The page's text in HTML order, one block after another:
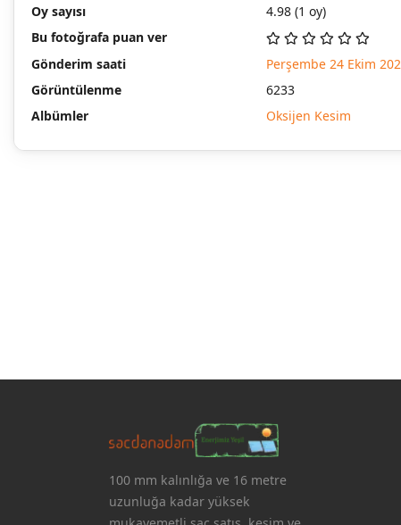
Oy sayısı 4.98 (1 oy)
Bu fotoğrafa puan ver
Gönderim saati
Perşembe 24 Ekim
Görüntülenme
6233
Albümler
Oksijen Kesim
100 mm kalınlığa ve 16 metre
uzunluğa kadar yüksek